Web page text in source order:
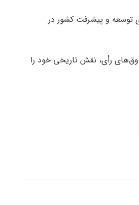
توسعه و پیشرفت کشور در
رأی، نقش تاریخی خود را